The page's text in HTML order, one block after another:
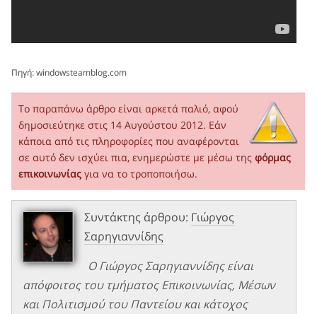
Πηγή:windowsteamblog.com
Το παραπάνω άρθρο είναι αρκετά παλιό, αφού
δημοσιεύτηκε στις 14 Αυγούστου 2012. Εάν
κάποια από τις πληροφορίες που αναφέρονται
σε αυτό δεν ισχύει πια, ενημερώστε με μέσω της φόρμας
επικοινωνίας για να το τροποποιήσω.
Συντάκτης άρθρου: Γιώργος
Σαρηγιαννίδης
Ο Γιώργος Σαρηγιαννίδης είναι
απόφοιτος του τμήματος Επικοινωνίας, Μέσων
και Πολιτισμού του Παντείου και κάτοχος